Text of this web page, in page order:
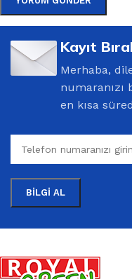
Kayıt
Merhaba,
numaranızı
en kısa